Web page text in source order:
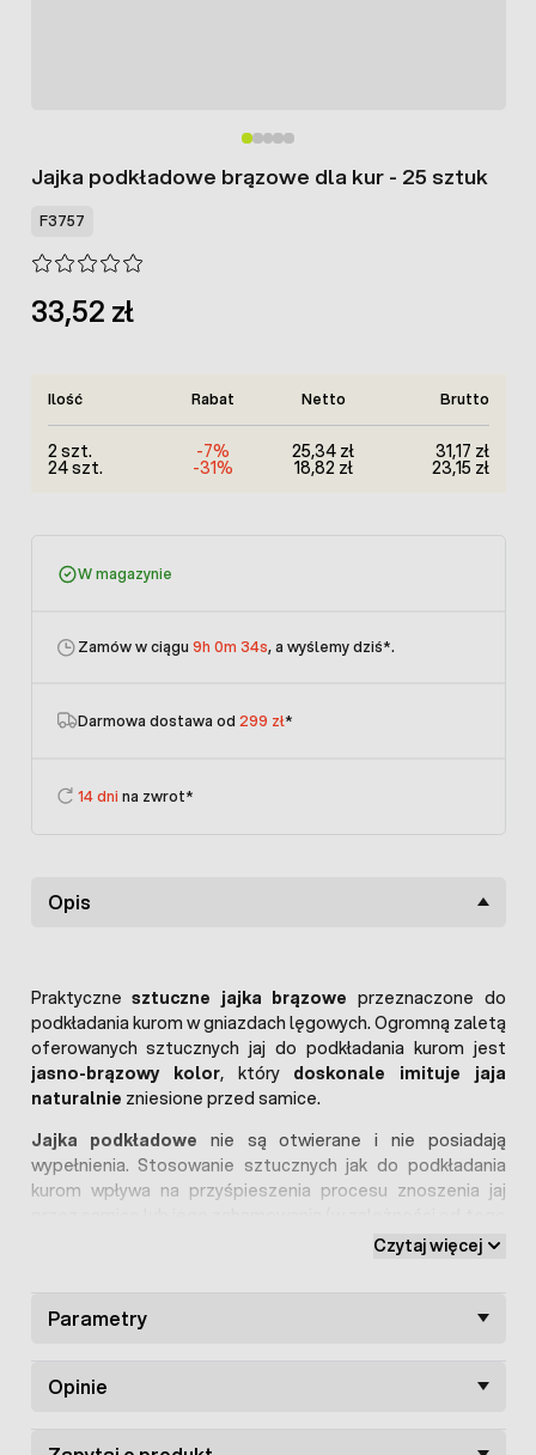
Jajka podkładowe brązowe dla kur - 25 sztuk
F3757
33,52 zł
Ilość Rabat Netto Brutto
2 szt. -7% 25,34 zł 31,17 zł
24 szt. -31% 18,82 zł 23,15 zł
W magazynie
Zamów w ciągu 9h 0m 34s, a wyślemy dziś*.
Darmowa dostawa od 299 zł*
14 dni na zwrot*
Opis
Praktycznesztuczne jajka brązowe przeznaczone do
podkładania kurom w gniazdach lęgowych. Ogromną zaletą
oferowanych sztucznych jaj do podkładania kurom jest
jasno-brązowy kolor, który doskonale imituje jaja
naturalnie zniesione przed samice.
Jajka podkładowe nie są otwierane i nie posiadają
wypełnienia. Stosowanie sztucznych jak do podkładania
kurom wpływa na przyśpieszenia procesu znoszenia jaj
Jaja podkładowerozbudzają
przydatne, gdy samica pierwszy raz będzie składać jajka.
Czytaj więcej
Parametry
Opinie